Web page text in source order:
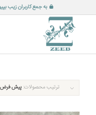
به جمع کاربران زیب
ترتیب محصولات: پیش فرض